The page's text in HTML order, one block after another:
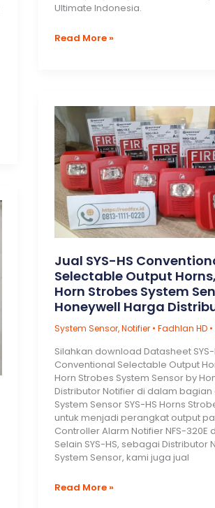
Ultimate Indonesia.
Morley
Alarm
System
Read More »
Jual SYS-HS
Selectable Output
Horn Strobes System
Honeywell Harga
System Sensor,Notifier• Fadhlan HD •
Silahkan download Datasheet SYS-
Conventional Selectable Output
Horn Strobes System Sensor by
Distributor Notifier di dalam bagian
System Sensor SYS-HS Horns
untuk menjadi perangkat output
Controller Alarm Notifier NFS-320E
Selain SYS-HS, sebagai Distributor
System Sensor, kami juga jual
Jual
Read More »